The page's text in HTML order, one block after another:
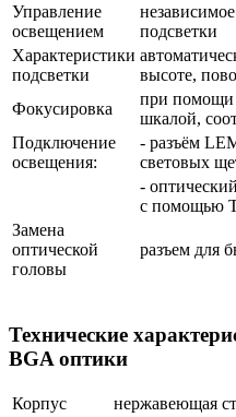
Управление
освещением
подсветки
Характеристики
подсветки
высоте,
Фокусировка
при помощи
шкалой,
Подключение
освещения:
- разъём
световых
-
с помощью
Замена
оптической
головы
разъем для
Технические
BGA оптики
Корпус
нержавеющая